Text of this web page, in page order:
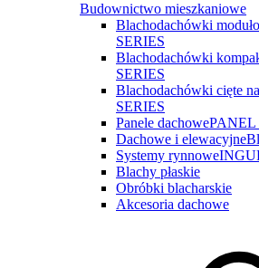
Budownictwo mieszkaniowe
Blachodachówki
SERIES
Blachodachówki
SERIES
Blachodachówki cięte
SERIES
Panele dachowePANEL
Dachowe i elewacyjne
Systemy rynnowe
Blachy płaskie
Obróbki blacharskie
Akcesoria dachowe